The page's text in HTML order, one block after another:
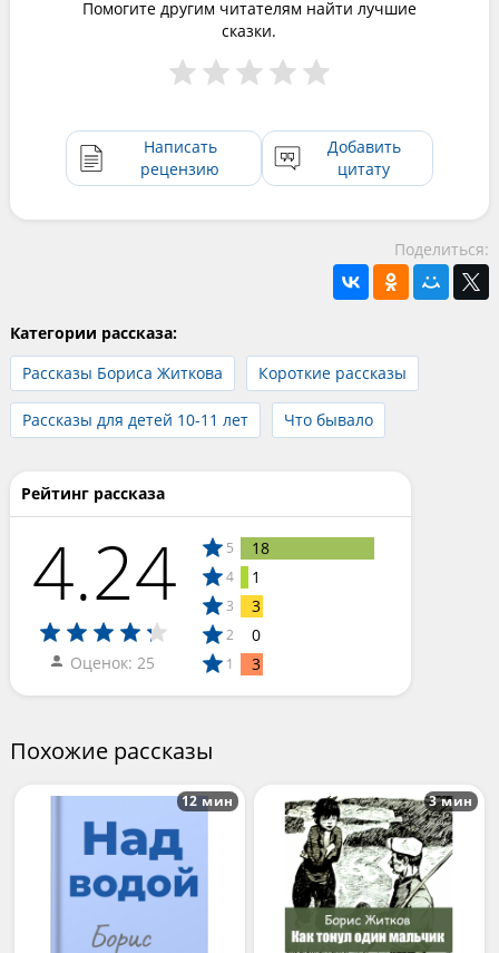
Помогите другим читателям найти лучшие
сказки.
Написать
рецензию
Добавить
цитату
Поделиться:
Категории рассказа:
Рассказы Бориса Житкова
Короткие рассказы
Рассказы для детей 10-11 лет Что бывало
Рейтинг рассказа
4.24
Оценок: 25
5 18
4 1
3 3
2 0
1 3
Похожие рассказы
12 мин 3 мин